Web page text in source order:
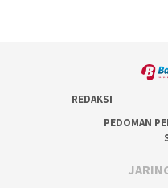
REDAKSI
PEDOMAN